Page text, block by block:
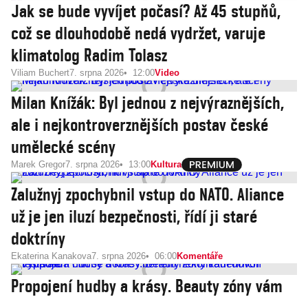
Jak se bude vyvíjet počasí? Až 45 stupňů,
což se dlouhodobě nedá vydržet, varuje
klimatolog Radim Tolasz
Viliam Buchert7. srpna 2026 12:00Video
Milan Knížák: Byl jednou z nejvýraznějších,
ale i nejkontroverznějších postav české
umělecké scény
Marek Gregor7. srpna 2026 13:00Kultura
Zalužnyj zpochybnil vstup do NATO. Aliance
už je jen iluzí bezpečnosti, řídí ji staré
doktríny
Ekaterina Kanakova7. srpna 2026 06:00Komentáře
Propojení hudby a krásy. Beauty zóny vám